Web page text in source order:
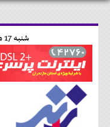
شنبه 17 مرداد 1405-11:17-